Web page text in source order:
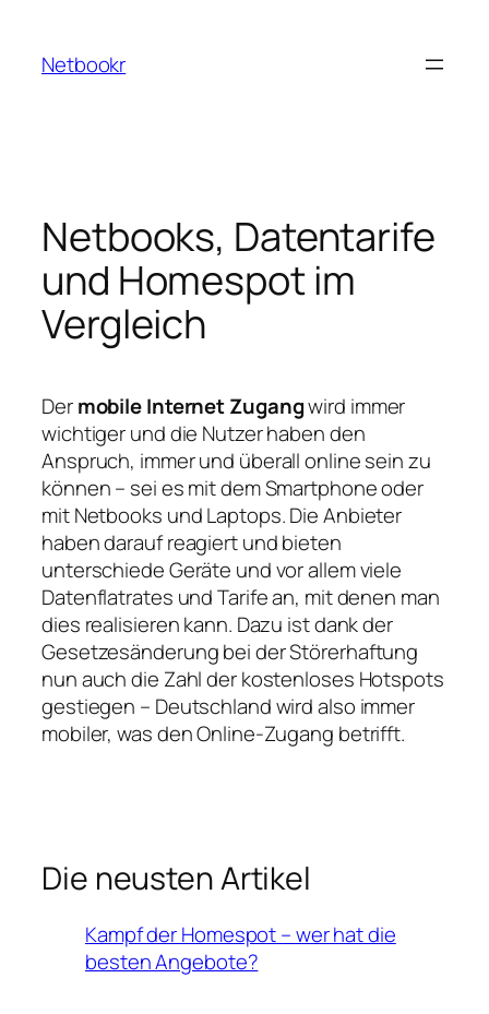
springen
Netbookr
Netbooks, Datentarife
und Homespot im
Vergleich
Dermobile Internet Zugangwird immer
wichtiger und die Nutzer haben den
Anspruch, immer und überall online sein zu
können – sei es mit dem Smartphone oder
mit Netbooks und Laptops. Die Anbieter
haben darauf reagiert und bieten
unterschiede Geräte und vor allem viele
Datenflatrates und Tarife an, mit denen man
dies realisieren kann. Dazu ist dank der
Gesetzesänderung bei der Störerhaftung
nun auch die Zahl der kostenloses Hotspots
gestiegen – Deutschland wird also immer
mobiler, was den Online-Zugang betrifft.
Die neusten Artikel
Kampf der Homespot – wer hat die
besten Angebote?